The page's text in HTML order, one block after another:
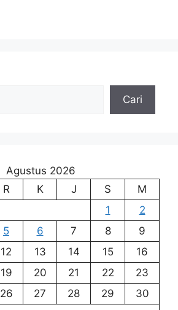
Cari
Agustus 2026
R K J S
M
1
2
5 6 7 8
9
12 13 14 15
16
19 20 21 22
23
26 27 28 29
30